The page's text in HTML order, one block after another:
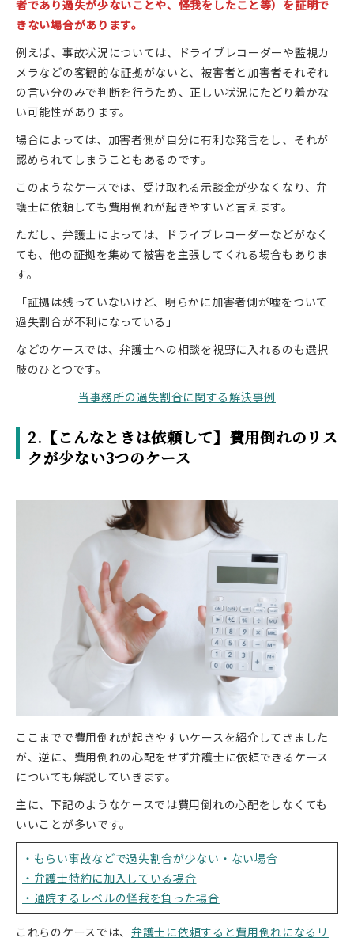
者であり過失が少ないことや、怪我をしたこと等）を証明で
きない場合があります。
例えば、事故状況については、ドライブレコーダーや監視カ
メラなどの客観的な証拠がないと、被害者と加害者それぞれ
の言い分のみで判断を行うため、正しい状況にたどり着かな
い可能性があります。
場合によっては、加害者側が自分に有利な発言をし、それが
認められてしまうこともあるのです。
このようなケースでは、受け取れる示談金が少なくなり、弁
護士に依頼しても費用倒れが起きやすいと言えます。
ただし、弁護士によっては、ドライブレコーダーなどがなく
ても、他の証拠を集めて被害を主張してくれる場合もありま
す。
「証拠は残っていないけど、明らかに加害者側が嘘をついて
過失割合が不利になっている」
などのケースでは、弁護士への相談を視野に入れるのも選択
肢のひとつです。
当事務所の過失割合に関する解決事例
2.【こんなときは依頼して】費用倒れのリス
クが少ない3つのケース
ここまでで費用倒れが起きやすいケースを紹介してきました
が、逆に、費用倒れの心配をせず弁護士に依頼できるケース
についても解説していきます。
主に、下記のようなケースでは費用倒れの心配をしなくても
いいことが多いです。
・もらい事故などで過失割合が少ない・ない場合
・弁護士特約に加入している場合
・通院するレベルの怪我を負った場合
これらのケースでは、 弁護士に依頼すると費用倒れになるリ